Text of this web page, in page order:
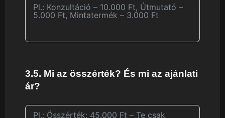
3.5. Mi az összérték? És mi az ajánlati
ár?